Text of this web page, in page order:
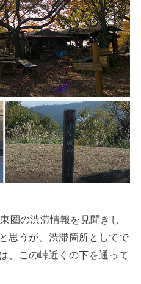
圏の渋滞情報を見聞きし
思うが、渋滞箇所としてで
、この峠近くの下を通って